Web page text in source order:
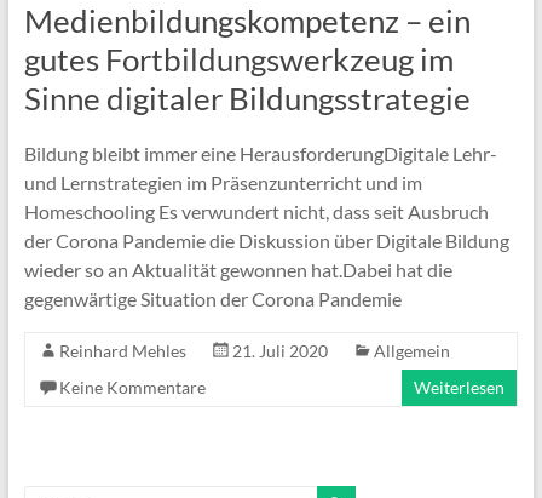
Medienbildungskompetenz – ein
gutes Fortbildungswerkzeug im
Sinne digitaler Bildungsstrategie
Bildung bleibt immer eine HerausforderungDigitale Lehr-
und Lernstrategien im Präsenzunterricht und im
Homeschooling Es verwundert nicht, dass seit Ausbruch
der Corona Pandemie die Diskussion über Digitale Bildung
wieder so an Aktualität gewonnen hat.Dabei hat die
gegenwärtige Situation der Corona Pandemie
Reinhard Mehles 21. Juli 2020
Allgemein
Keine Kommentare
Weiterlesen